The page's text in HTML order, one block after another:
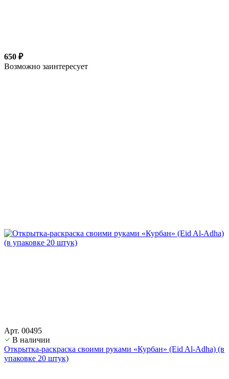
650 ₽
Возможно заинтересует
Арт. 00495
В наличии
Открытка-раскраска своими руками «Курбан» (Eid Al-Adha) (в
упаковке 20 штук)